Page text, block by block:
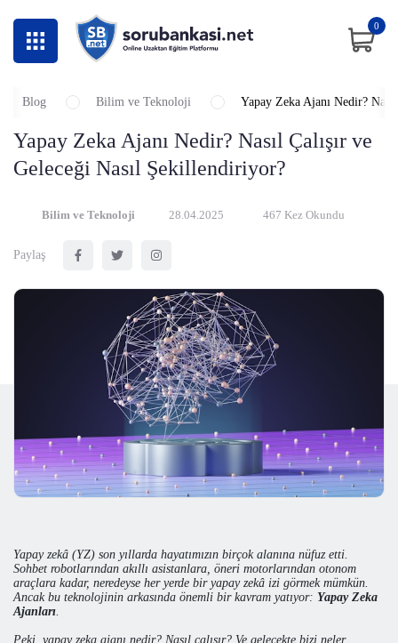
0
Blog Bilim ve Teknoloji Yapay Zeka Ajanı Nedir?
Yapay Zeka Ajanı Nedir? Nasıl Çalışır ve
Geleceği Nasıl Şekillendiriyor?
Bilim ve Teknoloji 28.04.2025 467 Kez Okundu
Paylaş
Yapay zekâ (YZ) son yıllarda hayatımızın birçok alanına nüfuz etti.
Sohbet robotlarından akıllı asistanlara, öneri motorlarından otonom
araçlara kadar, neredeyse her yerde bir yapay zekâ izi görmek mümkün.
Ancak bu teknolojinin arkasında önemli bir kavram yatıyor: Yapay Zeka
Ajanları.
Peki, yapay zeka ajanı nedir? Nasıl çalışır? Ve gelecekte bizi neler